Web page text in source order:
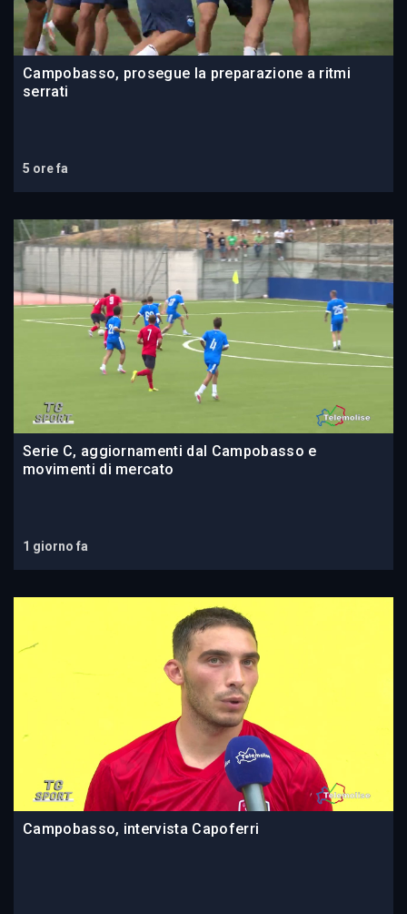
Campobasso, prosegue la preparazione a ritmi
serrati
5 ore fa
Serie C, aggiornamenti dal Campobasso e
movimenti di mercato
1 giorno fa
Campobasso, intervista Capoferri